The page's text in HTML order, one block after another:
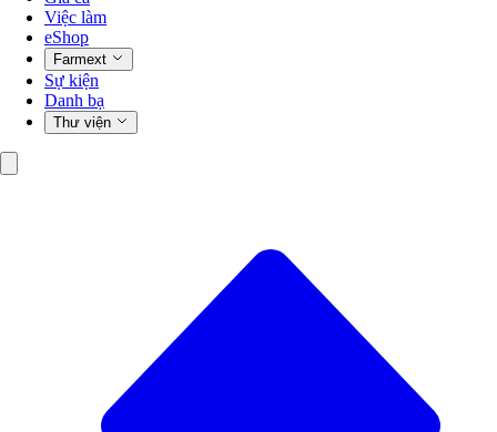
Việc làm
eShop
Farmext
Sự kiện
Danh bạ
Thư viện